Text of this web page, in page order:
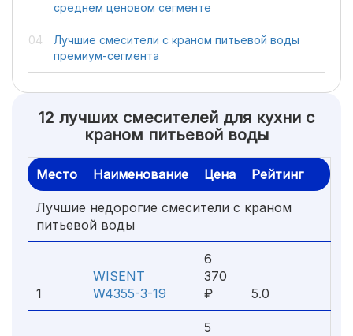
среднем ценовом сегменте
Лучшие смесители с краном питьевой воды
премиум-сегмента
12 лучших смесителей для кухни с
краном питьевой воды
Место Наименование Цена Рейтинг
Лучшие недорогие смесители с краном
питьевой воды
1
WISENT
W4355-3-19
6
370
₽
5.0
5